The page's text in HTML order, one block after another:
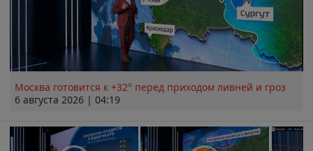
Москва готовится к +32° перед приходом ливней и гроз
6 августа 2026 | 04:19